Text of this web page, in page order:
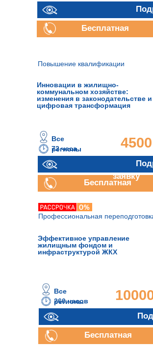
часов
Эффективное управление
жилищным фондом и
инфраструктурой ЖКХ
руб.
Инновации в жилищно-
коммунальном хозяйстве:
изменения в законодательстве и
цифровая трансформация
Бесплатная
260 часов
Все
регионы
Профессиональная
Повышение квалификации
72 часа
4500
руб.
заявку
Все
регионы
Бесплатная
Бесплатная